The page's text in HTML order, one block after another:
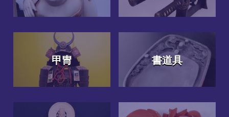
甲冑 書道具